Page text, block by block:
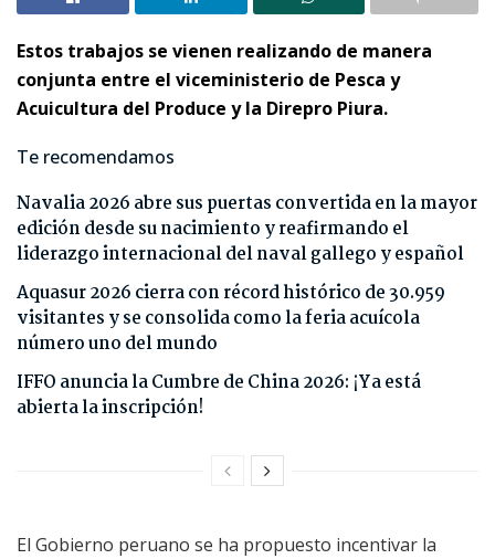
Estos trabajos se vienen realizando de manera
conjunta entre el viceministerio de Pesca y
Acuicultura del Produce y la Direpro Piura.
Te recomendamos
Navalia 2026 abre sus puertas convertida en la mayor
edición desde su nacimiento y reafirmando el
liderazgo internacional del naval gallego y español
Aquasur 2026 cierra con récord histórico de 30.959
visitantes y se consolida como la feria acuícola
número uno del mundo
IFFO anuncia la Cumbre de China 2026: ¡Ya está
abierta la inscripción!
El Gobierno peruano se ha propuesto incentivar la